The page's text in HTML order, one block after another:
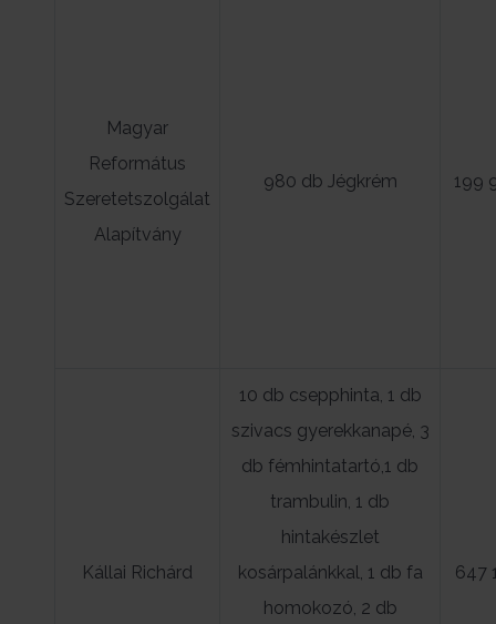
Magyar
Református
Szeretetszolgálat
Alapítvány
980 db Jégkrém 199
Kállai Richárd
10 db csepphinta, 1 db
szivacs gyerekkanapé, 3
db fémhintatartó,1 db
trambulin, 1 db
hintakészlet
kosárpalánkkal, 1 db fa
homokozó, 2 db
647